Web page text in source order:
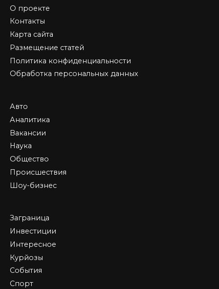
О проекте
Контакты
Карта сайта
Размещение статей
Политика конфиденциальности
Обработка персональных данных
Авто
Аналитика
Вакансии
Наука
Общество
Происшествия
Шоу-бизнес
Заграница
Инвестиции
Интересное
Курйозы
События
Спорт